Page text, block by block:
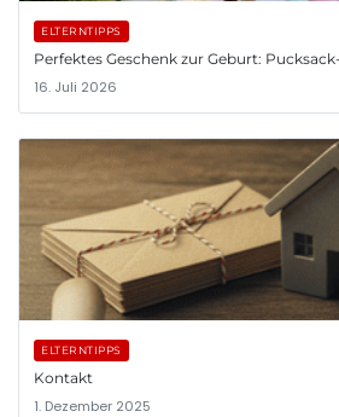
ELTERNTIPPS
Perfektes Geschenk zur Geburt:
16. Juli 2026
ELTERNTIPPS
Kontakt
1. Dezember 2025